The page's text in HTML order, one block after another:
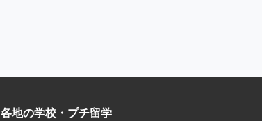
各地の学校・プチ留学